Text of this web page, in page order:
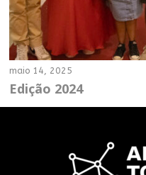
maio 14, 2025
Edição 2024